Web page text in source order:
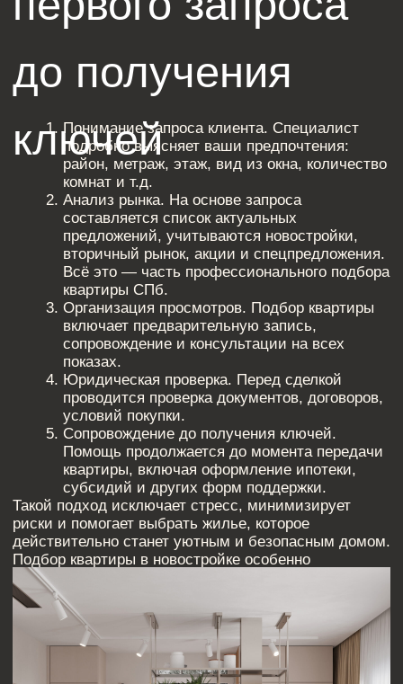
Новостройки Петербурга привлекательны не только
современными технологиями строительства и
улучшенными планировками, но и гибкими
условиями покупки. Однако у такого выбора есть
особенности:
Риски недостроя. Опытный специалист по
подбору квартиры в новостройке поможет
выбрать объект с минимальными рисками и
надежным застройщиком.
Выбор этапа строительства. На ранних
стадиях цена ниже, но выше
неопределенность. При выборе на
финальном этапе можно сразу заехать, но
стоимость возрастает.
Подбор квартиры
в новостройке:
нюансы и
преимущества